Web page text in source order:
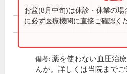
9:00～12:30 ● ● ●
15:30～18:00 ● ● ●
お盆(8月中旬)は休診・休業の
に必ず医療機関に直接ご確認く
備考: 薬を使わない血圧治
んか。詳しくは当院までご